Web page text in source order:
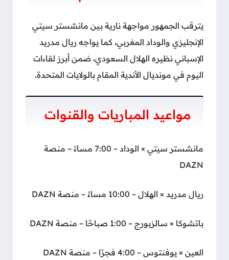
يترقب الجمهور مواجهة نارية بين مانشستر سيتي
الإنجليزي والوداد المغربي، كما يواجه ريال مدريد
الإسباني نظيره الهلال السعودي، ضمن أبرز لقاءات
اليوم في مونديال الأندية المقام بالولايات المتحدة.
مواعيد المباريات والقنوات
مانشستر سيتي × الوداد – 7:00 مساءً – منصة
DAZN
ريال مدريد × الهلال – 10:00 مساءً – منصة DAZN
باتشوكا × سالزبورج – 1:00 صباحًا – منصة DAZN
العين × يوفنتوس – 4:00 فجرًا – منصة DAZN